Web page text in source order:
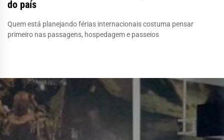
do país
Quem está planejando férias internacionais costuma pensar
primeiro nas passagens, hospedagem e passeios